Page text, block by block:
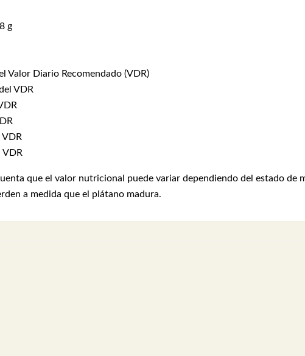
g
Valor Diario Recomendado (VDR)
VDR
VDR
VDR
que el valor nutricional puede variar dependiendo del estado de
a medida que el plátano madura.